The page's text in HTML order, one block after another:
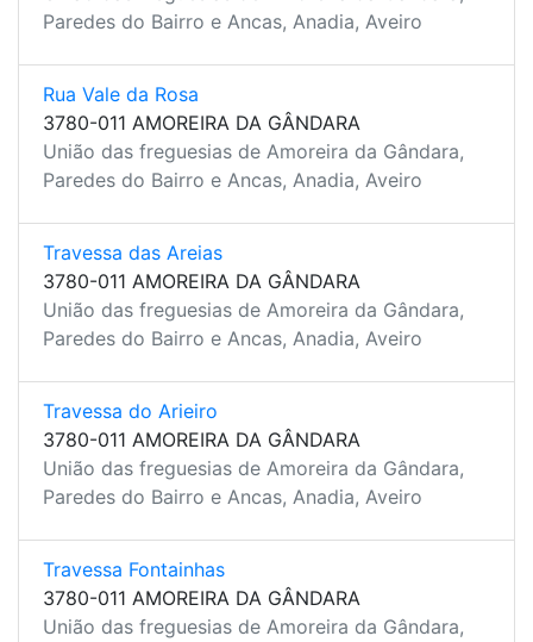
Paredes do Bairro e Ancas, Anadia, Aveiro
Rua Vale da Rosa
3780-011 AMOREIRA DA GÂNDARA
União das freguesias de Amoreira da Gândara,
Paredes do Bairro e Ancas, Anadia, Aveiro
Travessa das Areias
3780-011 AMOREIRA DA GÂNDARA
União das freguesias de Amoreira da Gândara,
Paredes do Bairro e Ancas, Anadia, Aveiro
Travessa do Arieiro
3780-011 AMOREIRA DA GÂNDARA
União das freguesias de Amoreira da Gândara,
Paredes do Bairro e Ancas, Anadia, Aveiro
Travessa Fontainhas
3780-011 AMOREIRA DA GÂNDARA
União das freguesias de Amoreira da Gândara,